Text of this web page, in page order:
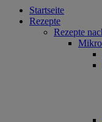
Startseite
Rezepte
Rezepte